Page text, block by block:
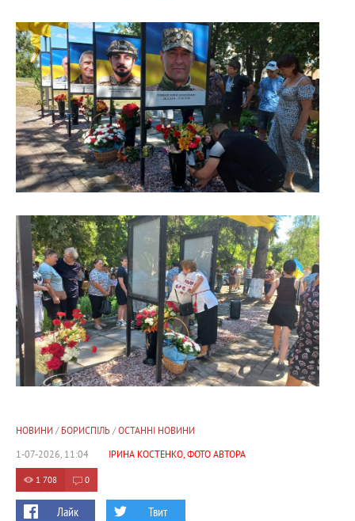
НОВИНИ/ БОРИСПІЛЬ/ОСТАННІ НОВИНИ
1-07-2026, 11:04
ІРИНА КОСТЕНКО, ФОТО АВТОРА
1 708 0
Лайк Твит